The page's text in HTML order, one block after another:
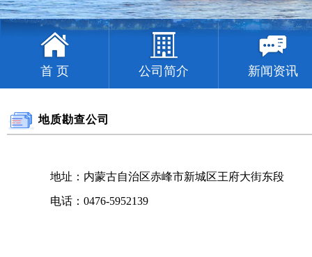
首 页 公司简介 新闻资讯
地质勘查公司
地址：内蒙古自治区赤峰市新城区王府大街东段
电话：0476-5952139